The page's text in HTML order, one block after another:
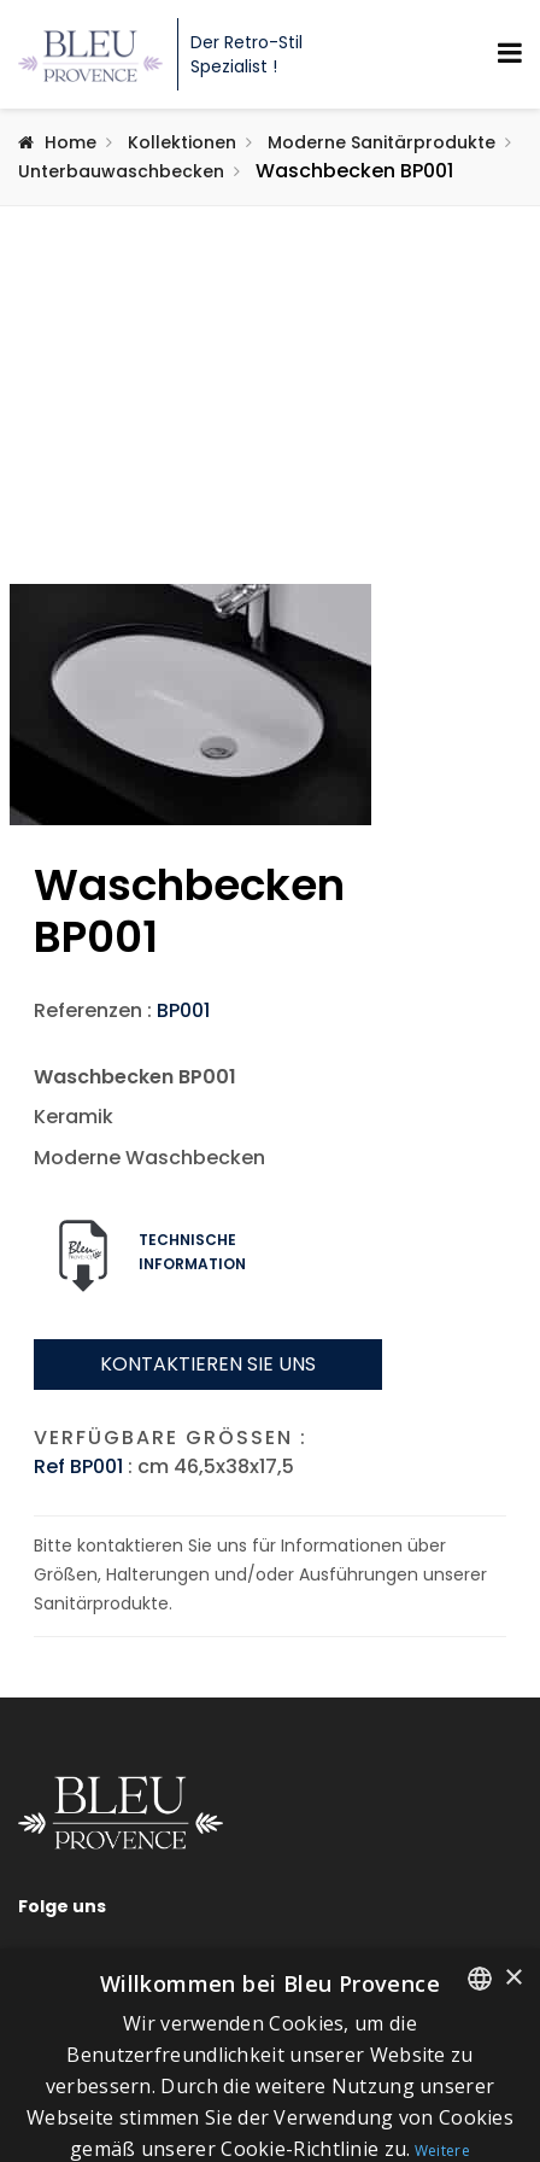
Der Retro-Stil
Spezialist !
Home Kollektionen
Moderne Sanitärprodukte
Unterbauwaschbecken
Waschbecken BP001
Waschbecken
BP001
Referenzen : BP001
Waschbecken BP001
Keramik
Moderne Waschbecken
TECHNISCHE
INFORMATION
KONTAKTIEREN SIE UNS
VERFÜGBARE GRÖSSEN :
Ref BP001 : cm 46,5x38x17,5
Bitte kontaktieren Sie uns für Informationen über
Größen, Halterungen und/oder Ausführungen unserer
Sanitärprodukte.
Folge uns
SCHNELLLINKS
Über Bleu Provence
Impressum
FRENCH
ITALIAN
×
Willkommen bei Bleu Provence
Wir verwenden Cookies, um die
Benutzerfreundlichkeit unserer Website zu
verbessern. Durch die weitere Nutzung unserer
Webseite stimmen Sie der Verwendung von Cookies
gemäß unserer Cookie-Richtlinie zu. Weitere